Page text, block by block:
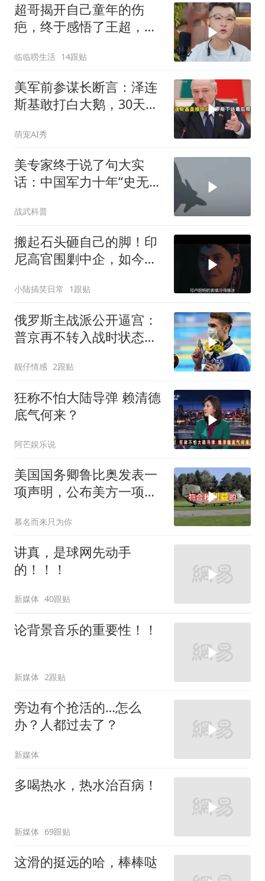
超哥揭开自己童年的伤
疤，终于感悟了王超，他
临临唠生活 14跟贴
美军前参谋长断言：泽连
斯基敢打白大鹅，30天内
萌宠AI秀
美专家终于说了句大实
话：中国军力十年“史无前
住了
战武科普
搬起石头砸自己的脚！印
尼高官围剿中企，如今烂
小陆搞笑日常 1跟贴
俄罗斯主战派公开逼宫：
普京再不转入战时状态，
靓仔情感 2跟贴
狂称不怕大陆导弹 赖清德
底气何来？
阿芒娱乐说
美国国务卿鲁比奥发表一
项声明，公布美方一项重
慕名而来只为你
讲真，是球网先动手
的！！！
新媒体 40跟贴
论背景音乐的重要性！！
新媒体 2跟贴
旁边有个抢活的…怎么
办？人都过去了？
新媒体
多喝热水，热水治百病！
新媒体 69跟贴
这滑的挺远的哈，棒棒哒